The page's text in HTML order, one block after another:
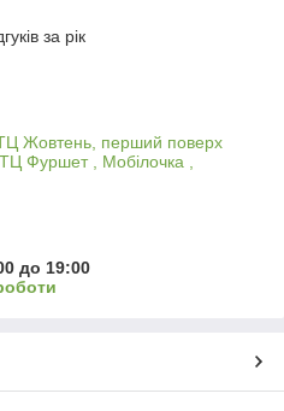
за рік
Жовтень, перший поверх
Фуршет , Мобілочка ,
до 19:00